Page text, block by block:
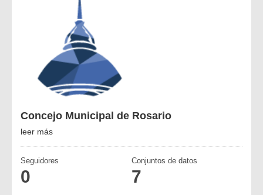
Concejo Municipal de Rosario
leer más
Seguidores
0
Conjuntos de datos
7